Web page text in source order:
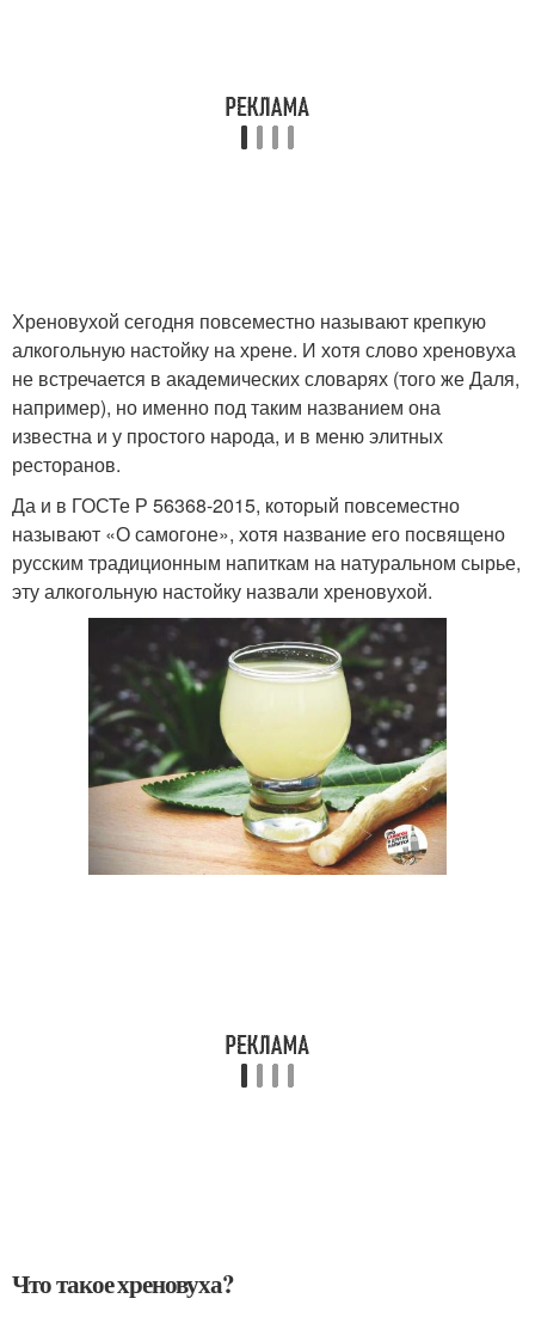
Хреновухой сегодня повсеместно называют крепкую
алкогольную настойку на хрене. И хотя слово хреновуха
не встречается в академических словарях (того же Даля,
например), но именно под таким названием она
известна и у простого народа, и в меню элитных
ресторанов.
Да и в ГОСТе Р 56368-2015, который повсеместно
называют «О самогоне», хотя название его посвящено
русским традиционным напиткам на натуральном сырье,
эту алкогольную настойку назвали хреновухой.
Что такое хреновуха?